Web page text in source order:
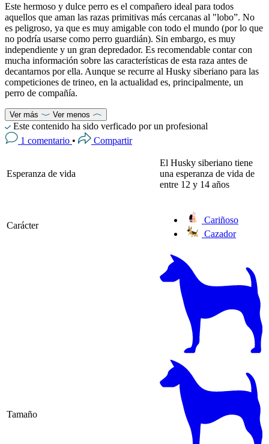
Este hermoso y dulce perro es el compañero ideal para todos
aquellos que aman las razas primitivas más cercanas al "lobo”. No
es peligroso, ya que es muy amigable con todo el mundo (por lo que
no podría usarse como perro guardián). Sin embargo, es muy
independiente y un gran depredador. Es recomendable contar con
mucha información sobre las características de esta raza antes de
decantarnos por ella. Aunque se recurre al Husky siberiano para las
competiciones de trineo, en la actualidad es, principalmente, un
perro de compañía.
Ver más Ver menos
Este contenido ha sido verficado por un profesional
1 comentario • Compartir
Esperanza de vida
El Husky siberiano tiene
una esperanza de vida de
entre 12 y 14 años
Carácter
Cariñoso
Cazador
Tamaño